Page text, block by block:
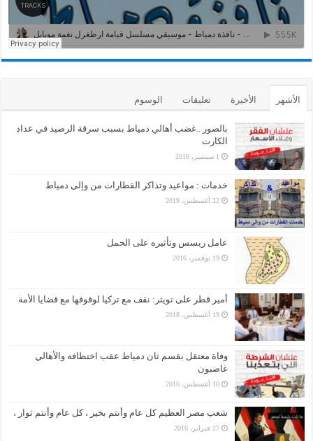
الأشهر الأخيرة تعليقات الوسوم
بالصور ..غضب أهالي دمياط بسبب سرقة الرصيد في عداد
الكارت
1 سبتمبر، 2016
خدمات : مواعيد وتذاكر القطارات من وإلى دمياط
22 أغسطس، 2019
عامل ريسس وتأثيره على الحمل
19 نوفمبر، 2016
أمير قطر على تويتر: نقف مع تركيا لوقوفها مع قضايا الأمة
19 أغسطس، 2018
وفاة معتقل بقسم ثان دمياط عقب اختطافه والأهالي
غاضبون
10 أغسطس، 2016
شعب مصر العظيم كل عام وأنتم بخير ، كل عام وأنتم ثوار ،
27 فبراير، 2016